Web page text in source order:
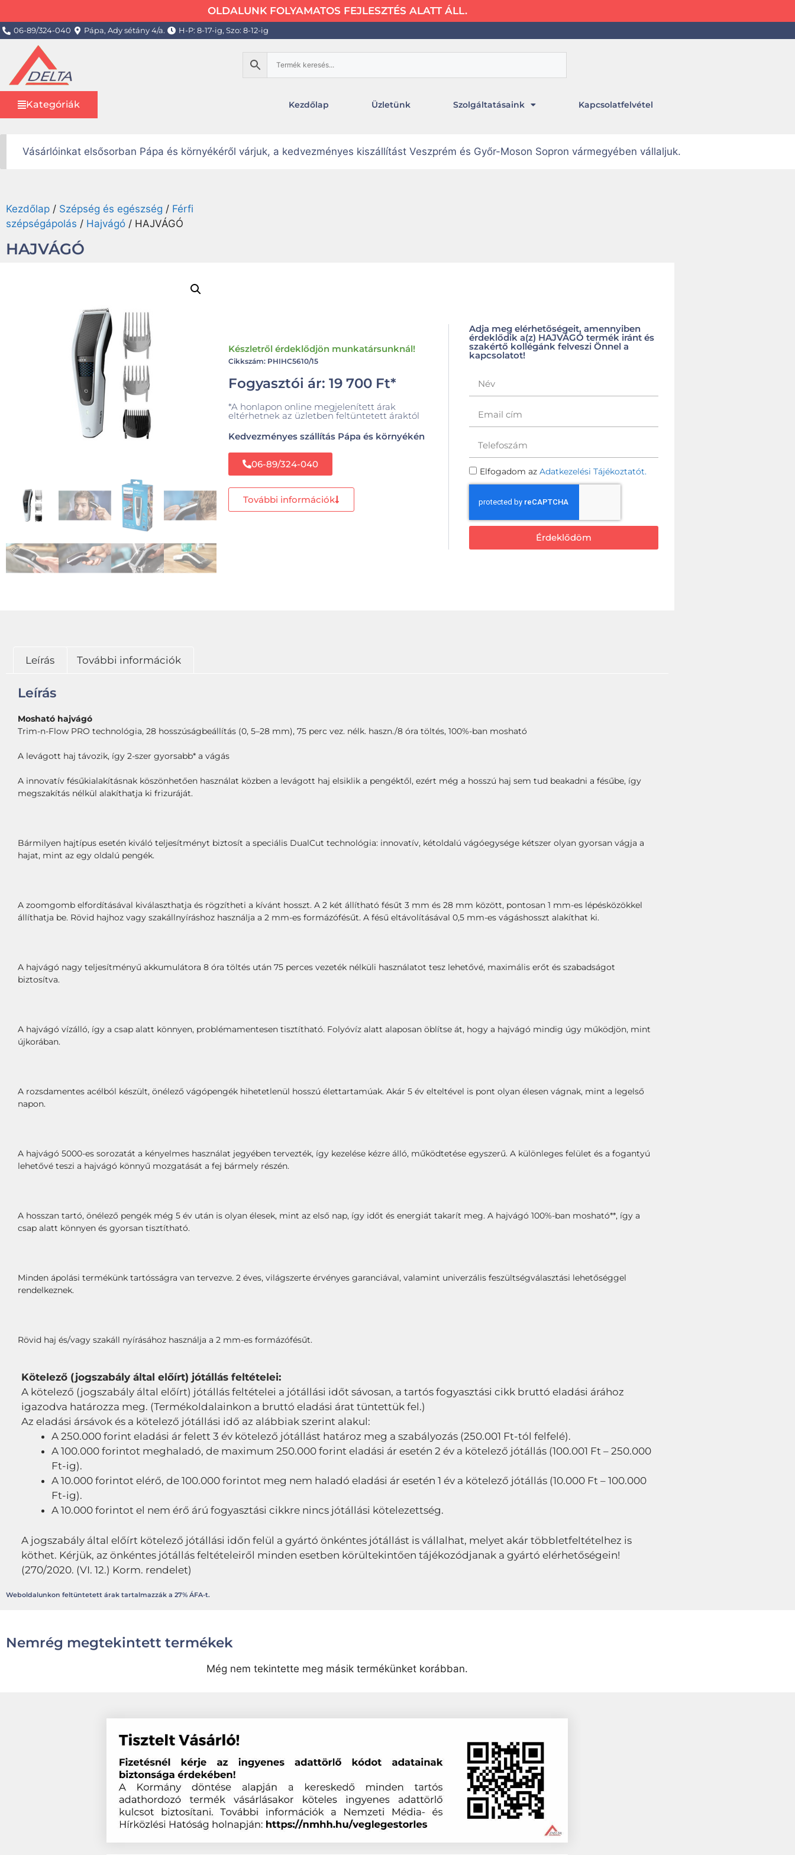
OLDALUNK FOLYAMATOS FEJLESZTÉS ALATT ÁLL.
06-89/324-040 Pápa, Ady sétány 4/a. H-P: 8-17-ig, Szo: 8-12-ig
Kategóriák Kezdőlap Üzletünk Szolgáltatásaink Kapcsolatfelvétel
Vásárlóinkat elsősorban Pápa és környékéről várjuk, a kedvezményes kiszállítást Veszprém és Győr-Moson Sopron vármegyében vállaljuk.
Kezdőlap / Szépség és egészség / Férfi
szépségápolás / Hajvágó / HAJVÁGÓ
HAJVÁGÓ
Készletről érdeklődjön munkatársunknál!
Cikkszám: PHIHC5610/15
Fogyasztói ár:19 700 Ft*
*A honlapon online megjelenített árak
eltérhetnek az üzletben feltüntetett áraktól
Kedvezményes szállítás Pápa és környékén
06-89/324-040
További információk
Adja meg elérhetőségeit, amennyiben
érdeklődik a(z) HAJVÁGÓ termék iránt és
szakértő kollégánk felveszi Önnel a
kapcsolatot!
Elfogadom azAdatkezelési Tájékoztatót.
Érdeklődöm
Leírás További információk
Leírás
Mosható hajvágó
Trim-n-Flow PRO technológia, 28 hosszúságbeállítás (0, 5–28 mm), 75 perc vez. nélk. haszn./8 óra töltés, 100%-ban mosható
A levágott haj távozik, így 2-szer gyorsabb* a vágás
A innovatív fésűkialakításnak köszönhetően használat közben a levágott haj elsiklik a pengéktől, ezért még a hosszú haj sem tud beakadni a fésűbe, így
megszakítás nélkül alakíthatja ki frizuráját.
Bármilyen hajtípus esetén kiváló teljesítményt biztosít a speciális DualCut technológia: innovatív, kétoldalú vágóegysége kétszer olyan gyorsan vágja a
hajat, mint az egy oldalú pengék.
A zoomgomb elfordításával kiválaszthatja és rögzítheti a kívánt hosszt. A 2 két állítható fésűt 3 mm és 28 mm között, pontosan 1 mm-es lépésközökkel
állíthatja be. Rövid hajhoz vagy szakállnyíráshoz használja a 2 mm-es formázófésűt. A fésű eltávolításával 0,5 mm-es vágáshosszt alakíthat ki.
A hajvágó nagy teljesítményű akkumulátora 8 óra töltés után 75 perces vezeték nélküli használatot tesz lehetővé, maximális erőt és szabadságot
biztosítva.
A hajvágó vízálló, így a csap alatt könnyen, problémamentesen tisztítható. Folyóvíz alatt alaposan öblítse át, hogy a hajvágó mindig úgy működjön, mint
újkorában.
A rozsdamentes acélból készült, önélező vágópengék hihetetlenül hosszú élettartamúak. Akár 5 év elteltével is pont olyan élesen vágnak, mint a legelső
napon.
A hajvágó 5000-es sorozatát a kényelmes használat jegyében tervezték, így kezelése kézre álló, működtetése egyszerű. A különleges felület és a fogantyú
lehetővé teszi a hajvágó könnyű mozgatását a fej bármely részén.
A hosszan tartó, önélező pengék még 5 év után is olyan élesek, mint az első nap, így időt és energiát takarít meg. A hajvágó 100%-ban mosható**, így a
csap alatt könnyen és gyorsan tisztítható.
Minden ápolási termékünk tartósságra van tervezve. 2 éves, világszerte érvényes garanciával, valamint univerzális feszültségválasztási lehetőséggel
rendelkeznek.
Rövid haj és/vagy szakáll nyírásához használja a 2 mm-es formázófésűt.
Kötelező (jogszabály által előírt) jótállás feltételei:
A kötelező (jogszabály által előírt) jótállás feltételei a jótállási időt sávosan, a tartós fogyasztási cikk bruttó eladási árához
igazodva határozza meg. (Termékoldalainkon a bruttó eladási árat tüntettük fel.)
Az eladási ársávok és a kötelező jótállási idő az alábbiak szerint alakul:
A 250.000 forint eladási ár felett 3 év kötelező jótállást határoz meg a szabályozás (250.001 Ft-tól felfelé).
A 100.000 forintot meghaladó, de maximum 250.000 forint eladási ár esetén 2 év a kötelező jótállás (100.001 Ft – 250.000
Ft-ig).
A 10.000 forintot elérő, de 100.000 forintot meg nem haladó eladási ár esetén 1 év a kötelező jótállás (10.000 Ft – 100.000
Ft-ig).
A 10.000 forintot el nem érő árú fogyasztási cikkre nincs jótállási kötelezettség.
A jogszabály által előírt kötelező jótállási időn felül a gyártó önkéntes jótállást is vállalhat, melyet akár többletfeltételhez is
köthet. Kérjük, az önkéntes jótállás feltételeiről minden esetben körültekintően tájékozódjanak a gyártó elérhetőségein!
(270/2020. (VI. 12.) Korm. rendelet)
Weboldalunkon feltüntetett árak tartalmazzák a 27% ÁFA-t.
Nemrég megtekintett termékek
Még nem tekintette meg másik termékünket korábban.